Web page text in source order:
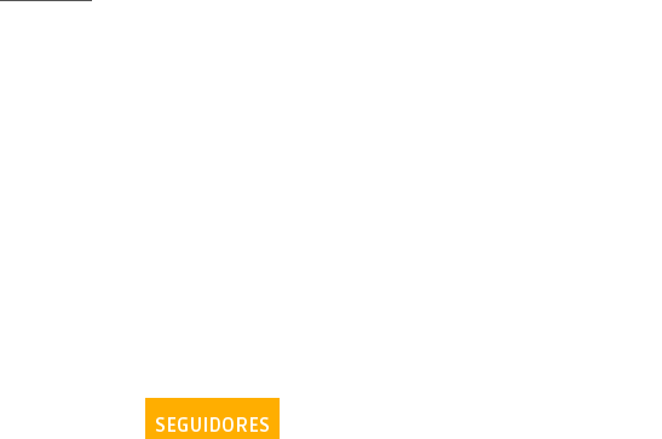
SEGUIDORES